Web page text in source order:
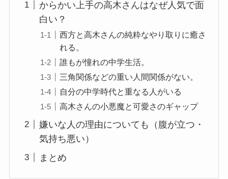
からかい上手の高木さんはなぜ人気で面
白い？
西方と高木さんの純粋なやり取りに癒さ
れる。
誰もが憧れの中学生活。
三角関係などの重い人間関係がない。
自分の中学時代と重なる人がいる
高木さんの小悪魔と可愛さのギャップ
嫌いな人の理由についても（腹が立つ・
気持ち悪い）
まとめ